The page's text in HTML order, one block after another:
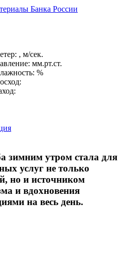
Банка России
, м/сек.
мм.рт.ст.
%
зимним утром стала для
услуг не только
но и источником
и вдохновения
на весь день.